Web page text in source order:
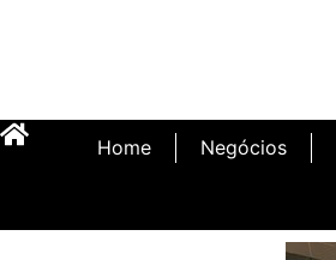
Home Negócios